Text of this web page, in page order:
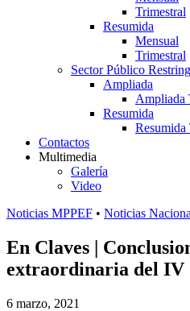
Trimestral
Resumida
Mensual
Trimestral
Sector Público
Ampliada
Ampliada
Resumida
Resumida
Contactos
Multimedia
Galería
Video
Noticias MPPEF • Noticias
En Claves |
extraordinaria del IV
6 marzo, 2021